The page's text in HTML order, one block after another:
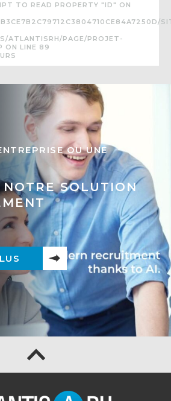
TO READ PROPERTY "ID" ON
ATLANTISRH/PAGE/PROJET-
ON LINE 89
OU UNE
NOTRE SOLUTION